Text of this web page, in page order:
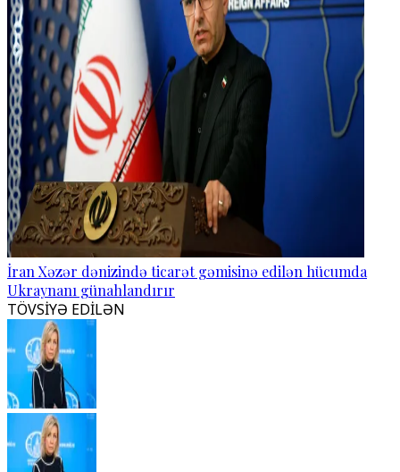
İran Xəzər dənizində ticarət gəmisinə edilən hücumda
Ukraynanı günahlandırır
TÖVSİYƏ EDİLƏN